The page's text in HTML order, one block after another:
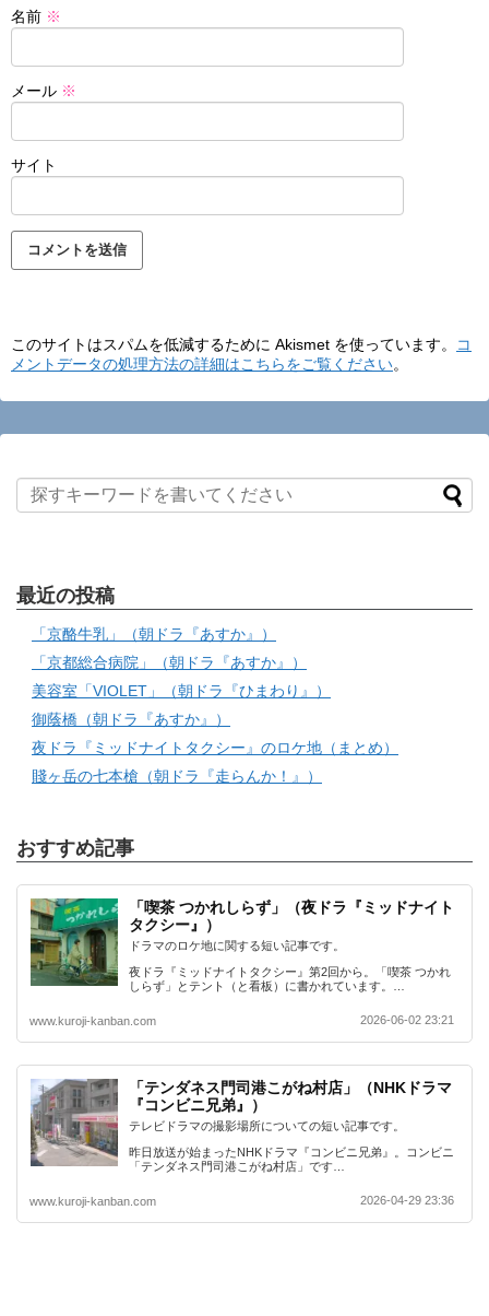
名前 ※
メール ※
サイト
このサイトはスパムを低減するために Akismet を使っています。
コ
メントデータの処理方法の詳細はこちらをご覧ください。
最近の投稿
「京酪牛乳」（朝ドラ『あすか』）
「京都総合病院」（朝ドラ『あすか』）
美容室「VIOLET」（朝ドラ『ひまわり』）
御蔭橋（朝ドラ『あすか』）
夜ドラ『ミッドナイトタクシー』のロケ地（まとめ）
賤ヶ岳の七本槍（朝ドラ『走らんか！』）
おすすめ記事
「喫茶 つかれしらず」（夜ドラ『ミッドナイト
タクシー』）
ドラマのロケ地に関する短い記事です。
夜ドラ『ミッドナイトタクシー』第2回から。「喫茶 つかれ
しらず」とテント（と看板）に書かれています。…
www.kuroji-kanban.com 2026-06-02 23:21
「テンダネス門司港こがね村店」（NHKドラマ
『コンビニ兄弟』）
テレビドラマの撮影場所についての短い記事です。
昨日放送が始まったNHKドラマ『コンビニ兄弟』。コンビニ
「テンダネス門司港こがね村店」です…
www.kuroji-kanban.com 2026-04-29 23:36